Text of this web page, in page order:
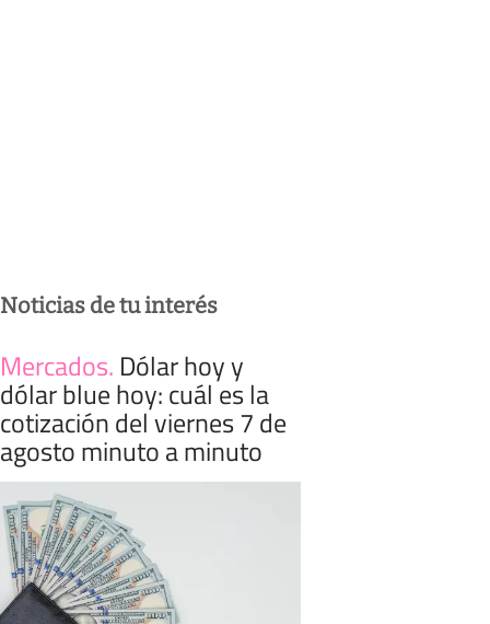
Noticias de tu interés
Mercados. Dólar hoy y
dólar blue hoy: cuál es la
cotización del viernes 7 de
agosto minuto a minuto